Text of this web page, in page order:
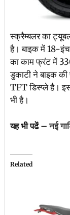
स्क्रैम्बलर का
है। बाइक में 18-इंच
का काम फ्रंट में
डुकाटी ने बाइक
TFT डिस्प्ले है।
भी है।
यह भी पढें –नई
Related